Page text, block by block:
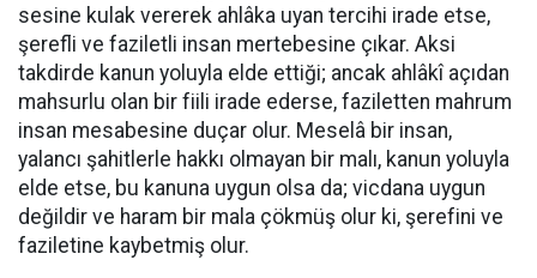
sesine kulak vererek ahlâka uyan tercihi irade etse,
şerefli ve faziletli insan mertebesine çıkar. Aksi
takdirde kanun yoluyla elde ettiği; ancak ahlâkî açıdan
mahsurlu olan bir fiili irade ederse, faziletten mahrum
insan mesabesine duçar olur. Meselâ bir insan,
yalancı şahitlerle hakkı olmayan bir malı, kanun yoluyla
elde etse, bu kanuna uygun olsa da; vicdana uygun
değildir ve haram bir mala çökmüş olur ki, şerefini ve
faziletine kaybetmiş olur.